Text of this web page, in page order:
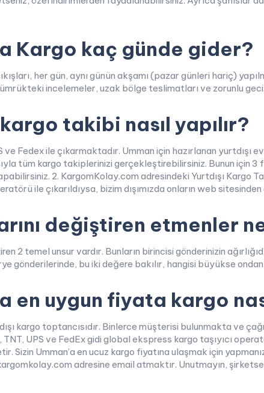
Kargo kaç günde gider?
her gün, aynı günün akşamı (pazar günleri hariç)
incelemeler, uzak bölge teslimatları ve zorunlu
takibi nasıl yapılır?
Fedex ile çıkarmaktadır. Umman için hazırlanan yurtdışı
tüm kargo takiplerinizi gerçekleştirebilirsiniz. Bunun için 3
2. KargomKolay.com adresindeki Yurtdışı Kargo
ile çıkarıldıysa, bizim dışımızda onların web
değiştiren etmenler
2 temel unsur vardır. Bunların birincisi gönderinizin
gönderilerinde, bu iki değere bakılır, hangisi büyükse
en uygun fiyata kargo
kargo toptancısıdır. Binlerce müşterisi bulunmakta ve
UPS ve FedEx gidi global ekspress kargo taşıyıcı
Sizin Umman’a en ucuz kargo fiyatına ulaşmak için
adresine email atmaktır. Unutmayın,